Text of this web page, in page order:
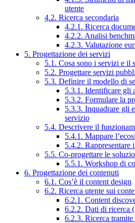
utente
4.2. Ricerca secondaria
4.2.1. Ricerca
4.2.2. Analisi
4.2.3. Valutazione
5. Progettazione dei servizi
5.1. Cosa sono i servizi e il
5.2. Progettare servizi
5.3. Definire il modello di
5.3.1. Identificare gli
5.3.2. Formulare la
5.3.3. Inquadrare gli
servizio
5.4. Descrivere il
5.4.1. Mappare
5.4.2.
5.5. Co-progettare le
5.5.1. Workshop di
6. Progettazione dei contenuti
6.1. Cos’è il content design
6.2. Ricerca utente sui
6.2.1. Content
6.2.2. Dati di ricerca
6.2.3. Ricerca tramite